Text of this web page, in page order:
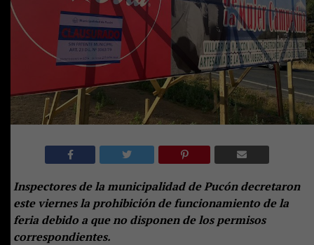
Inspectores de la municipalidad de Pucón decretaron
este viernes la prohibición de funcionamiento de la
feria debido a que no disponen de los permisos
correspondientes.